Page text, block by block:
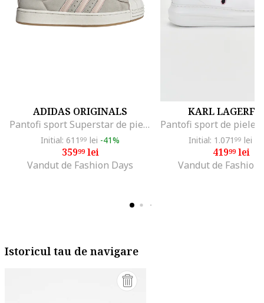
ADIDAS ORIGINALS
Pantofi sport Superstar de piele intoarsa, Gri deschis/Roz pastel/Caramel
Initial: 611 99 lei -41%
35999lei
Vandut de Fashion Days
KARL
Initial: 1.071 99 lei
41999lei
Vandut de Fashion
Istoricul tau de navigare